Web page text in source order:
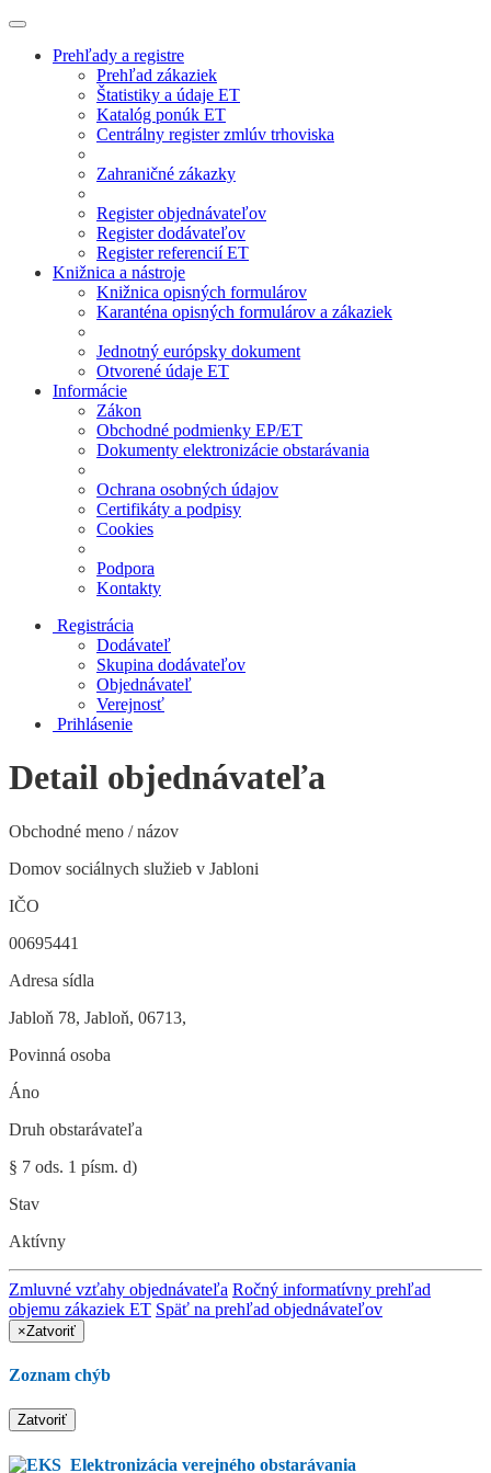
Prehľady a registre
Prehľad zákaziek
Štatistiky a údaje ET
Katalóg ponúk ET
Centrálny register zmlúv trhoviska
Zahraničné zákazky
Register objednávateľov
Register dodávateľov
Register referencií ET
Knižnica a nástroje
Knižnica opisných formulárov
Karanténa opisných formulárov a zákaziek
Jednotný európsky dokument
Otvorené údaje ET
Informácie
Zákon
Obchodné podmienky EP/ET
Dokumenty elektronizácie obstarávania
Ochrana osobných údajov
Certifikáty a podpisy
Cookies
Podpora
Kontakty
Registrácia
Dodávateľ
Skupina dodávateľov
Objednávateľ
Verejnosť
Prihlásenie
Detail objednávateľa
Obchodné meno / názov
Domov sociálnych služieb v Jabloni
IČO
00695441
Adresa sídla
Jabloň 78, Jabloň, 06713,
Povinná osoba
Áno
Druh obstarávateľa
§ 7 ods. 1 písm. d)
Stav
Aktívny
Zmluvné vzťahy objednávateľa Ročný informatívny prehľad
objemu zákaziek ET Späť na prehľad objednávateľov
×Zatvoriť
Zoznam chýb
Zatvoriť
Elektronizácia verejného obstarávania